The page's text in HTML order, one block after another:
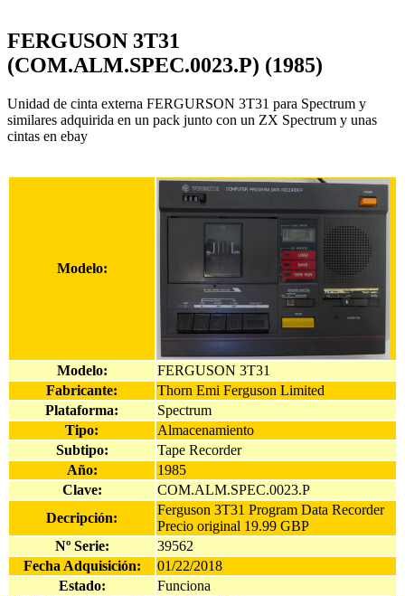
FERGUSON 3T31
(COM.ALM.SPEC.0023.P) (1985)
Unidad de cinta externa FERGURSON 3T31 para Spectrum y
similares adquirida en un pack junto con un ZX Spectrum y unas
cintas en ebay
Modelo:
Modelo:
FERGUSON 3T31
Fabricante:
Thorn Emi Ferguson Limited
Plataforma:
Spectrum
Tipo:
Almacenamiento
Subtipo:
Tape Recorder
Año:
1985
Clave:
COM.ALM.SPEC.0023.P
Decripción:
Ferguson 3T31 Program Data Recorder
Precio original 19.99 GBP
Nº Serie:
39562
Fecha Adquisición:
01/22/2018
Estado:
Funciona